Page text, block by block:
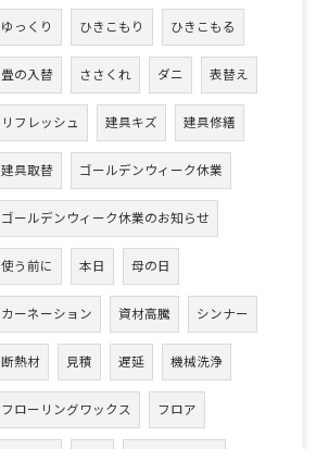
ゆっくり ひきこもり ひきこもる
畳の入替 ささくれ ダニ 表替え
リフレッシュ 建具キズ 建具修繕
建具取替 ゴールデンウィーク休業
ゴールデンウィーク休業のお知らせ
使う前に 本日 母の日
カーネーション 資材高騰 シンナー
断熱材 見積 遅延 機械洗浄
フローリングワックス フロア